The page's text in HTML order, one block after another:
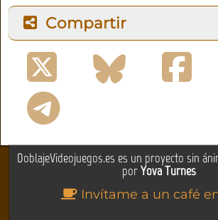
Compartir
DoblajeVideojuegos.es es un proyecto sin
porYova Turnes
Invítame a un café